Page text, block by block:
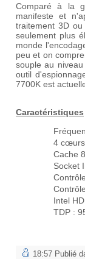
Comparé à la
manifeste et
traitement 3D
seulement plus
monde
peu et on
souple au
outil
7700K est
Caractéristiques
4
Cache
Socket
Intel
TDP :
18:57 Publié